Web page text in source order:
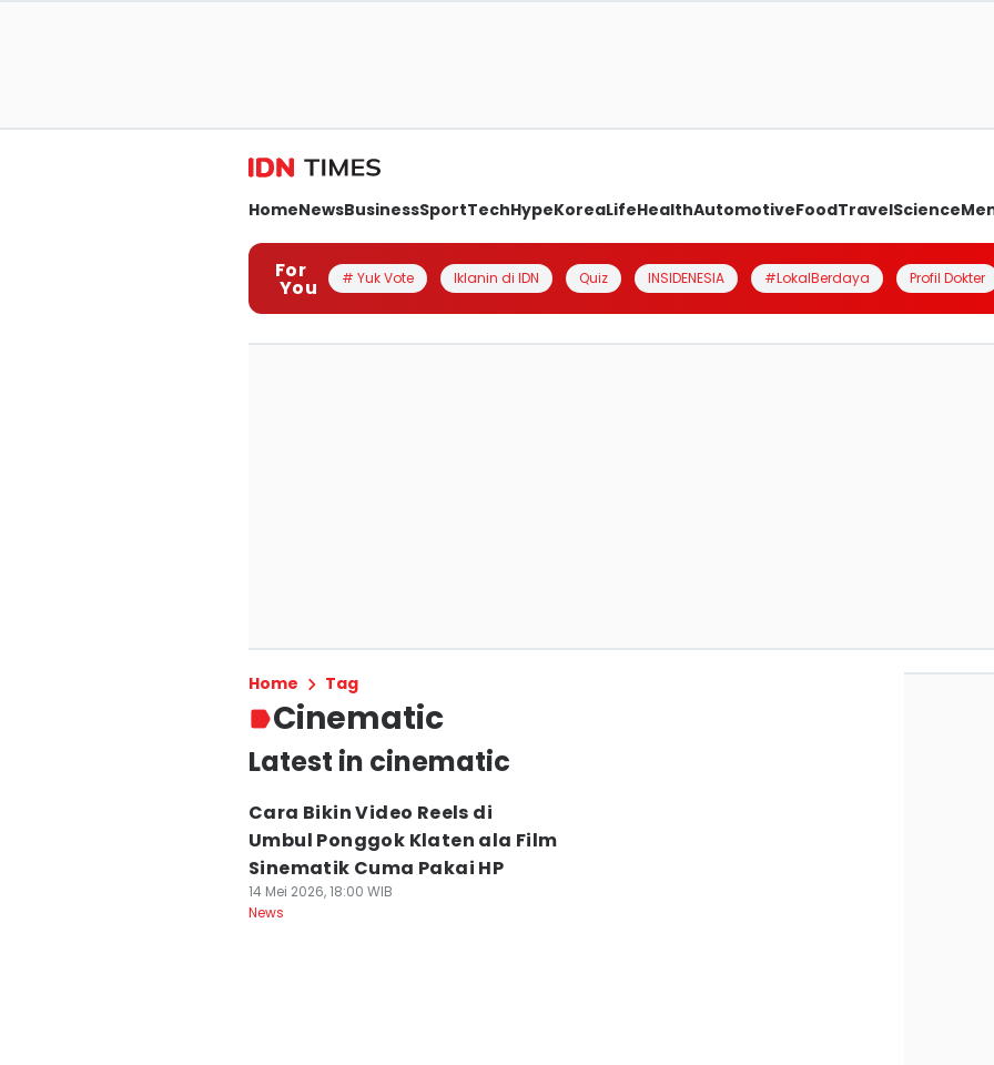
HomeNewsBusinessSportTechHypeKoreaLifeHealthAutomotiveFoodTravelScience
For
You # Yuk Vote Iklanin di IDN Quiz INSIDENESIA #LokalBerdaya Profil Dokter
Home Tag
Cinematic
Latest in cinematic
Cara Bikin Video Reels di
Umbul Ponggok Klaten ala Film
Sinematik Cuma Pakai HP
14 Mei 2026, 18:00 WIB
News